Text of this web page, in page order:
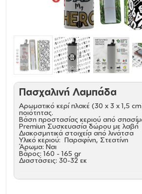
Πασχαλινή Λαμπάδα
Αρωματικό κερί πλακέ (30 x 3 x 1,5
ποιότητας.
Βάση προστασίας κεριού από
Premiun Συσκευασία δώρου με λαβή
Διακοσμητικά στοιχεία από λινάτσα
Υλικό κεριού: Παραφίνη, Στεατίνη
Άρωμα: Ναι
Βάρος: 160 - 165 gr
Διαστάσεις: 30-32 εκ